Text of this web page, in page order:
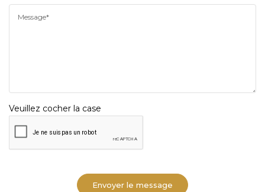
Message*
Veuillez cocher la case
Envoyer le message